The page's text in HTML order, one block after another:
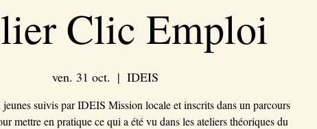
Clic Emploi
ven. 31 oct.
  |
IDEIS
suivis par IDEIS Mission locale et inscrits dans un parcours
mettre en pratique ce qui a été vu dans les ateliers théoriques du